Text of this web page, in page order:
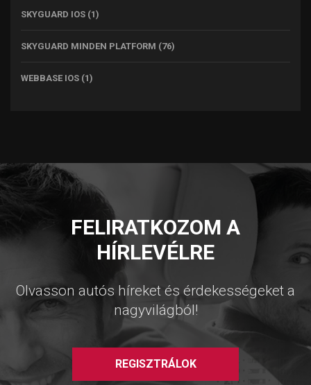
SKYGUARD IOS (1)
SKYGUARD MINDEN PLATFORM (76)
WEBBASE IOS (1)
FELIRATKOZOM A
HÍRLEVÉLRE
Olvasson autós híreket és érdekességeket a
nagyvilágból!
REGISZTRÁLOK